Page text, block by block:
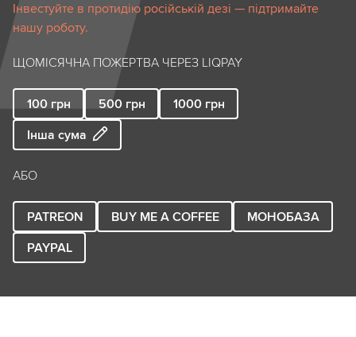
Інвестуйте в протидію російській дезі — підтримайте
нашу роботу.
ЩОМІСЯЧНА ПОЖЕРТВА ЧЕРЕЗ LIQPAY
100 грн 500 грн 1000 грн
Інша сума
АБО
PATREON BUY ME A COFFEE
МОНОБАЗА
PAYPAL